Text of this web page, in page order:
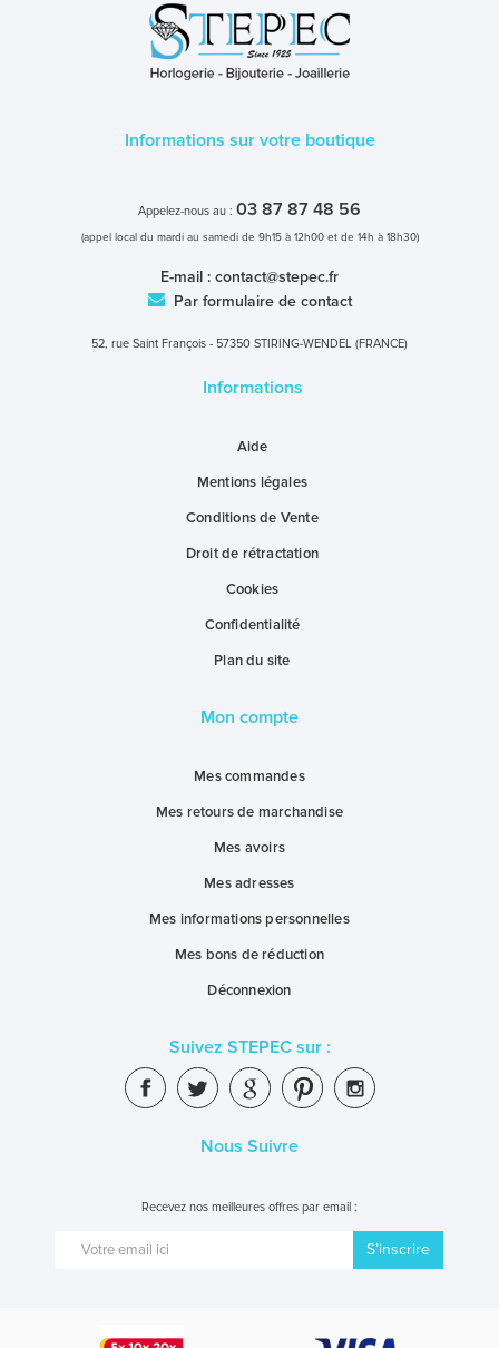
Informations sur votre boutique
Appelez-nous au : 03 87 87 48 56
(appel local du mardi au samedi de 9h15 à 12h00 et de 14h à 18h30)
E-mail : contact@stepec.fr
Par formulaire de contact
52, rue Saint François - 57350 STIRING-WENDEL (FRANCE)
Informations
Aide
Mentions légales
Conditions de Vente
Droit de rétractation
Cookies
Confidentialité
Plan du site
Mon compte
Mes commandes
Mes retours de marchandise
Mes avoirs
Mes adresses
Mes informations personnelles
Mes bons de réduction
Déconnexion
Suivez STEPEC sur :
Nous Suivre
Recevez nos meilleures offres par email :
S’inscrire